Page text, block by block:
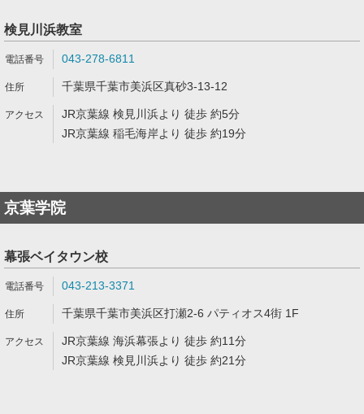
検見川浜教室
043-278-6811
千葉県千葉市美浜区真砂3-13-12
JR京葉線 検見川浜より 徒歩 約5分
JR京葉線 稲毛海岸より 徒歩 約19分
京葉学院
幕張ベイタウン校
043-213-3371
千葉県千葉市美浜区打瀬2-6 パティオス4街 1F
JR京葉線 海浜幕張より 徒歩 約11分
JR京葉線 検見川浜より 徒歩 約21分